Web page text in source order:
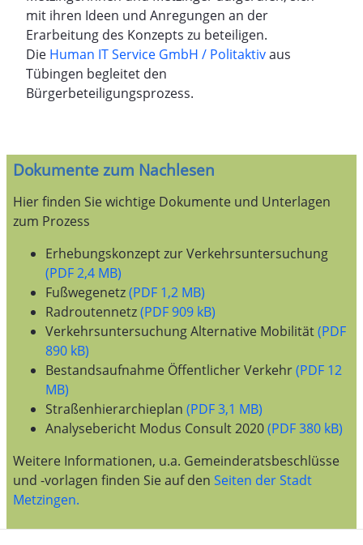
mit ihren Ideen und Anregungen an der
Erarbeitung des Konzepts zu beteiligen.
Die Human IT Service GmbH / Politaktivaus
Tübingen begleitet den
Bürgerbeteiligungsprozess.
Dokumente zum Nachlesen
Hier finden Sie wichtige Dokumente und Unterlagen
zum Prozess
Erhebungskonzept zur Verkehrsuntersuchung
(PDF 2,4 MB)
Fußwegenetz(PDF 1,2 MB)
Radroutennetz(PDF 909 kB)
Verkehrsuntersuchung Alternative Mobilität(PDF
890 kB)
Bestandsaufnahme Öffentlicher Verkehr(PDF 12
MB)
Straßenhierarchieplan (PDF 3,1 MB)
Analysebericht Modus Consult 2020(PDF 380 kB)
Weitere Informationen, u.a. Gemeinderatsbeschlüsse
und -vorlagen finden Sie auf den Seiten der Stadt
Metzingen.